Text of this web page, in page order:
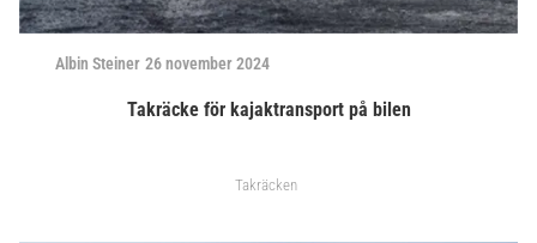
Albin Steiner 26 november 2024
Takräcke för kajaktransport på bilen
Takräcken